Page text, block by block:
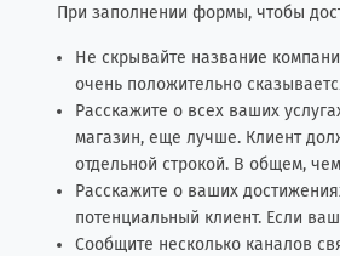
При заполнении формы, чтобы
Не скрывайте название
очень положительно
Расскажите о всех ваших
магазин, еще лучше. Клиент
отдельной строкой. В общем,
Расскажите о ваших
потенциальный клиент. Если
Сообщите несколько каналов